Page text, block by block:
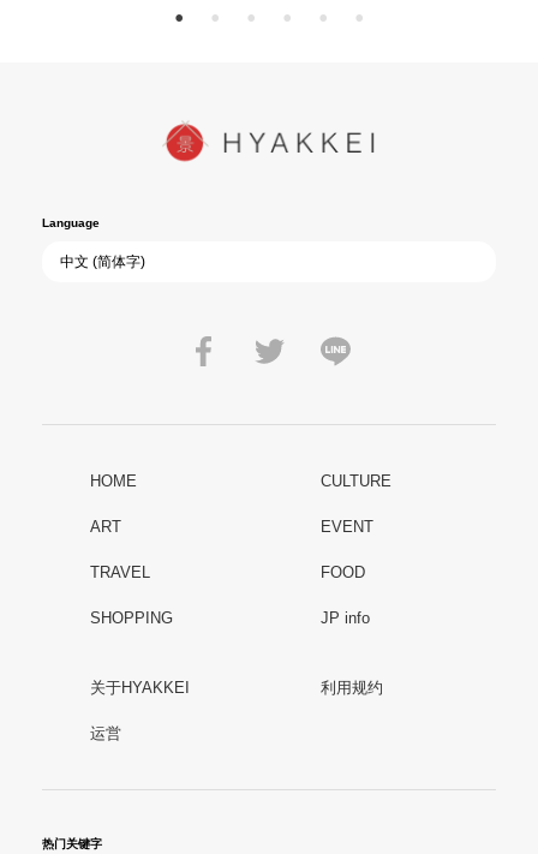
Language
HOME CULTURE
ART EVENT
TRAVEL FOOD
SHOPPING JP info
关于HYAKKEI 利用规约
运営
热门关键字